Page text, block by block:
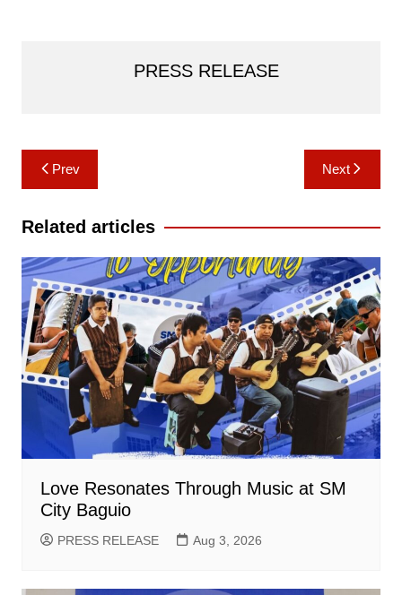
PRESS RELEASE
Post
navigation
Prev Next
Related articles
Love Resonates Through Music at SM
City Baguio
PRESS RELEASE Aug 3, 2026